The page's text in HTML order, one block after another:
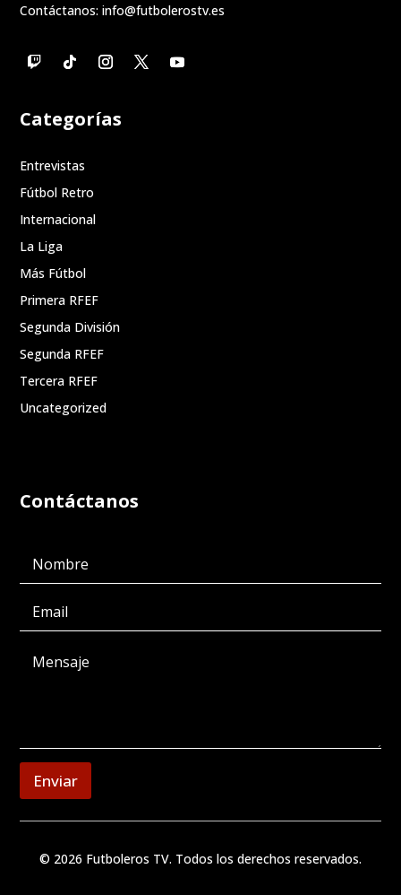
Contáctanos:info@futbolerostv.es
Categorías
Entrevistas
Fútbol Retro
Internacional
La Liga
Más Fútbol
Primera RFEF
Segunda División
Segunda RFEF
Tercera RFEF
Uncategorized
Contáctanos
Enviar
© 2026 Futboleros TV. Todos los derechos reservados.